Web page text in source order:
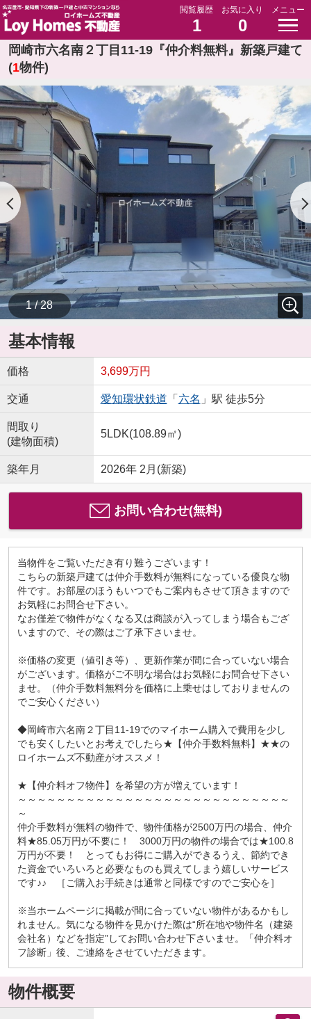
閲覧履歴
1
お気に入り
0
メニュー
岡崎市六名南２丁目11-19『仲介料無料』新築戸建て
(1物件)
1 / 28
基本情報
価格 3,699万円
交通 愛知環状鉄道 「 六名 」駅 徒歩5分
間取り
(建物面積)
5LDK(108.89㎡)
築年月 2026年 2月(新築)
お問い合わせ(無料)
当物件をご覧いただき有り難うございます！
こちらの新築戸建ては仲介手数料が無料になっている優良な物
件です。お部屋のほうもいつでもご案内もさせて頂きますので
お気軽にお問合せ下さい。
なお僅差で物件がなくなる又は商談が入ってしまう場合もござ
いますので、その際はご了承下さいませ。
※価格の変更（値引き等）、更新作業が間に合っていない場合
がございます。価格がご不明な場合はお気軽にお問合せ下さい
ませ。（仲介手数料無料分を価格に上乗せはしておりませんの
でご安心ください）
◆岡崎市六名南２丁目11-19でのマイホーム購入で費用を少し
でも安くしたいとお考えでしたら★【仲介手数料無料】★★の
ロイホームズ不動産がオススメ！
★【仲介料オフ物件】を希望の方が増えています！
～～～～～～～～～～～～～～～～～～～～～～～～～～～～
～
仲介手数料が無料の物件で、物件価格が2500万円の場合、仲介
料★85.05万円が不要に！ 3000万円の物件の場合では★100.8
万円が不要！ とってもお得にご購入ができるうえ、節約でき
た資金でいろいろと必要なものも買えてしまう嬉しいサービス
です♪♪ ［ご購入お手続きは通常と同様ですのでご安心を］
※当ホームページに掲載が間に合っていない物件があるかもし
れません。気になる物件を見かけた際は“所在地や物件名（建築
会社名）などを指定”してお問い合わせ下さいませ。「仲介料オ
フ診断」後、ご連絡をさせていただきます。
物件概要